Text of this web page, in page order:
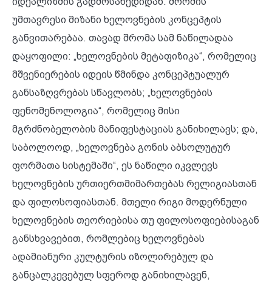
უმთავრესი მიზანი ხელოვნების კონცეპტის
განვითარებაა. თავად შრომა სამ ნაწილადაა
დაყოფილი: „ხელოვნების მეტაფიზიკა“, რომელიც
მშვენიერების იდეის წმინდა კონცეპტუალურ
განსაზღვრებას სწავლობს; „ხელოვნების
ფენომენოლოგია“, რომელიც მისი
მგრძნობელობის მანიფესტაციას განიხილავს; და,
საბოლოოდ, „ხელოვნება გონის აბსოლუტურ
ფორმათა სისტემაში“, ეს ნაწილი იკვლევს
ხელოვნების ურთიერთმიმართებას რელიგიასთან
და ფილოსოფიასთან. მთელი რიგი მოდერნული
ხელოვნების თეორიებისა თუ ფილოსოფიებისაგან
განსხვავებით, რომლებიც ხელოვნებას
ადამიანური კულტურის იზოლირებულ და
განცალკევებულ სფეროდ განიხილავენ,